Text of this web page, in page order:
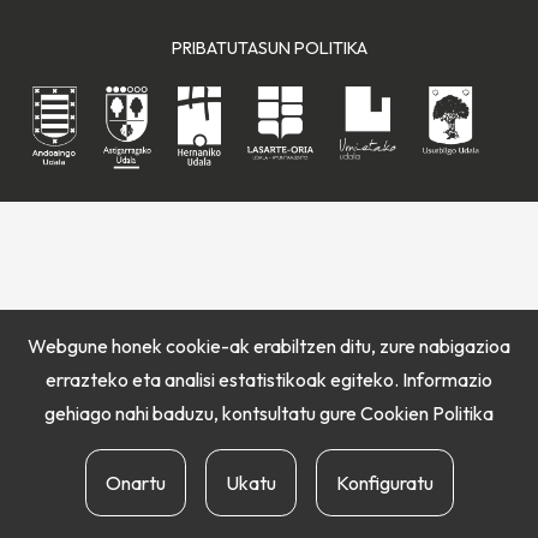
PRIBATUTASUN POLITIKA
Webgune honek cookie-ak erabiltzen ditu, zure nabigazioa
errazteko eta analisi estatistikoak egiteko. Informazio
gehiago nahi baduzu, kontsultatu gure Cookien Politika
Onartu Ukatu Konfiguratu